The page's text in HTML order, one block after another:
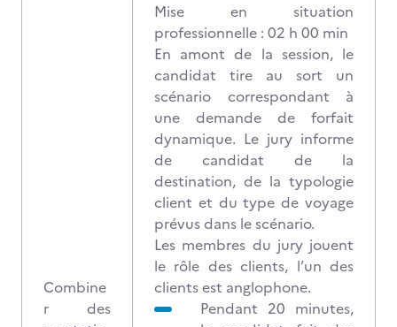
Combine
r des
Mise en situation
professionnelle : 02 h 00 min
En amont de la session, le
candidat tire au sort un
scénario correspondant à
une demande de forfait
dynamique. Le jury informe
de candidat de la
destination, de la typologie
client et du type de voyage
prévus dans le scénario.
Les membres du jury jouent
le rôle des clients, l’un des
clients est anglophone.
Pendant 20 minutes,